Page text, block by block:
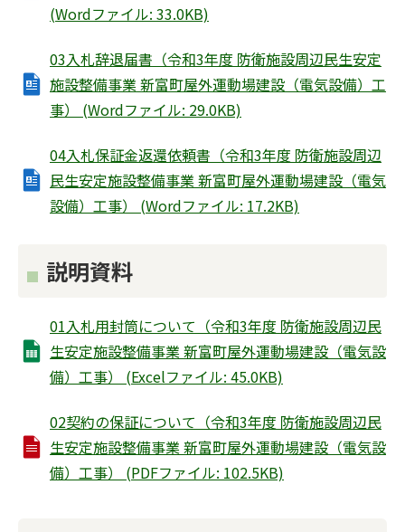
(Wordファイル: 33.0KB)
03入札辞退届書（令和3年度 防衛施設周辺民生安定
施設整備事業 新富町屋外運動場建設（電気設備）工
事） (Wordファイル: 29.0KB)
04入札保証金返還依頼書（令和3年度 防衛施設周辺
民生安定施設整備事業 新富町屋外運動場建設（電気
設備）工事） (Wordファイル: 17.2KB)
説明資料
01入札用封筒について（令和3年度 防衛施設周辺民
生安定施設整備事業 新富町屋外運動場建設（電気設
備）工事） (Excelファイル: 45.0KB)
02契約の保証について（令和3年度 防衛施設周辺民
生安定施設整備事業 新富町屋外運動場建設（電気設
備）工事） (PDFファイル: 102.5KB)